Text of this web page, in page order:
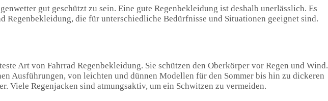
gut geschützt zu sein. Eine gute Regenbekleidung ist deshalb unerlässlich. Es
Regenbekleidung, die für unterschiedliche Bedürfnisse und Situationen geeignet sind.
Art von Fahrrad Regenbekleidung. Sie schützen den Oberkörper vor Regen und Wind.
Ausführungen, von leichten und dünnen Modellen für den Sommer bis hin zu dickeren
Viele Regenjacken sind atmungsaktiv, um ein Schwitzen zu vermeiden.